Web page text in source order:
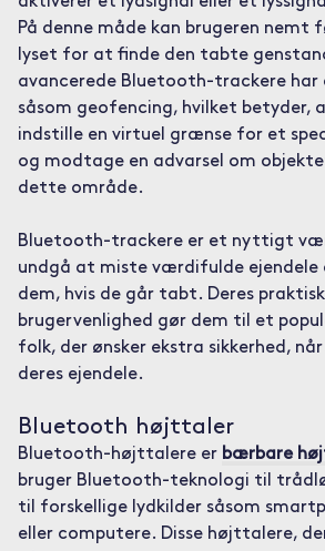
På denne måde kan brugeren nemt
lyset for at finde den tabte
avancerede Bluetooth-trackere har
såsom geofencing, hvilket betyder,
indstille en virtuel grænse for et
og modtage en advarsel om
dette område.
Bluetooth-trackere er et nyttigt
undgå at miste værdifulde
dem, hvis de går tabt. Deres
brugervenlighed gør dem til et
folk, der ønsker ekstra sikkerhed,
deres ejendele.
Bluetooth højttaler
Bluetooth-højttalere er bærbare
bruger Bluetooth-teknologi til
til forskellige lydkilder såsom
eller computere. Disse højttalere,